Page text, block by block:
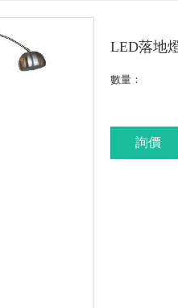
LED落地
數量：
詢價